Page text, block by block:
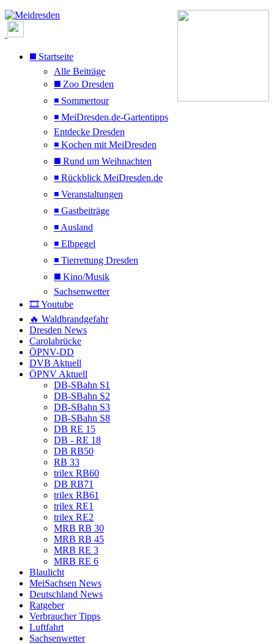
◼️ Startseite
Alle Beiträge
◼️ Zoo Dresden
◾ Sommertour
◾ MeiDresden.de-Gartentipps
Entdecke Dresden
◾ Kochen mit MeiDresden
◼️ Rund um Weihnachten
◾ Rückblick MeiDresden.de
◾ Veranstaltungen
◾ Gastbeiträge
◾ Ausland
◾ Elbpegel
◾ Tierrettung Dresden
◼️ Kino/Musik
Sachsenwetter
🎞️ Youtube
🔥 Waldbrandgefahr
Dresden News
Carolabrücke
ÖPNV-DD
DVB Aktuell
ÖPNV Aktuell
DB-SBahn S1
DB-SBahn S2
DB-SBahn S3
DB-SBahn S8
DB RE 15
DB - RE 18
DB RB50
RB 33
trilex RB60
DB RB71
trilex RB61
trilex RE1
trilex RE2
MRB RB 30
MRB RB 45
MRB RE 3
MRB RE 6
Blaulicht
MeiSachsen News
Deutschland News
Ratgeber
Verbraucher Tipps
Luftfahrt
Sachsenwetter